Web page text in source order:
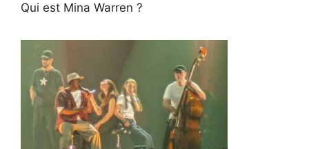
Qui est Mina Warren ?